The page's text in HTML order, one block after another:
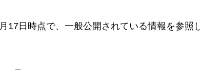
日時点で、一般公開されている情報を参照